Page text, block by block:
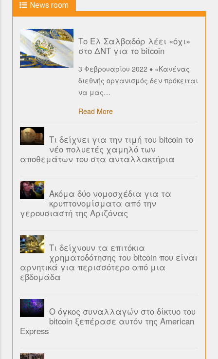
News room
Το Ελ Σαλβαδόρ λέει «όχι»
στο ΔΝΤ για το bitcoin
3 Φεβρουαρίου 2022 ♦ «Κανένας
διεθνής οργανισμός δεν πρόκειται
να μας…
Read More
Τι δείχνει για την τιμή του bitcoin το
νέο πολυετές χαμηλό των
αποθεμάτων του στα ανταλλακτήρια
Ακόμα δύο νομοσχέδια για τα
κρυπτονομίσματα από την
γερουσιαστή της Αριζόνας
Τι δείχνουν τα επιτόκια
χρηματοδότησης του bitcoin που είναι
αρνητικά για περισσότερο από μια
εβδομάδα
Ο όγκος συναλλαγών στο δίκτυο του
bitcoin ξεπέρασε αυτόν της American
Express